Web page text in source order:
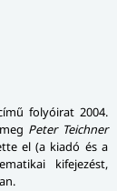
folyóirat 2004.
Peter Teichner
el (a kiadó és a
kifejezést,